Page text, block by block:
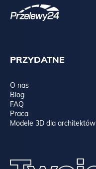
PRZYDATNE
O nas
Blog
FAQ
Praca
Modele 3D dla architektów